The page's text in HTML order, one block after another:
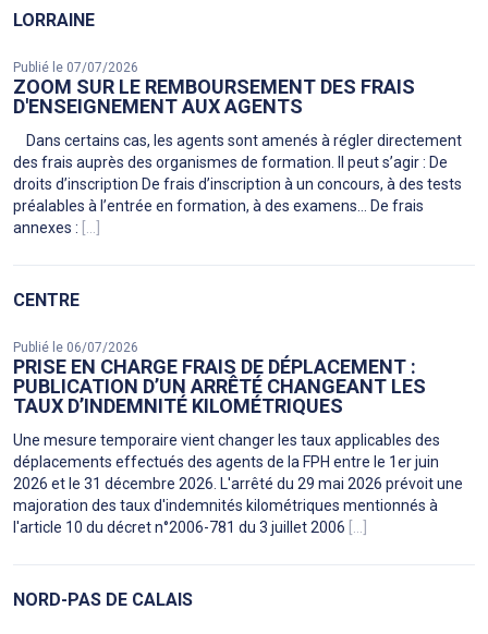
LORRAINE
Publié le 07/07/2026
ZOOM SUR LE REMBOURSEMENT DES FRAIS
D'ENSEIGNEMENT AUX AGENTS
Dans certains cas, les agents sont amenés à régler directement
des frais auprès des organismes de formation. Il peut s’agir : De
droits d’inscription De frais d’inscription à un concours, à des tests
préalables à l’entrée en formation, à des examens… De frais
annexes : [...]
CENTRE
Publié le 06/07/2026
PRISE EN CHARGE FRAIS DE DÉPLACEMENT :
PUBLICATION D’UN ARRÊTÉ CHANGEANT LES
TAUX D’INDEMNITÉ KILOMÉTRIQUES
Une mesure temporaire vient changer les taux applicables des
déplacements effectués des agents de la FPH entre le 1er juin
2026 et le 31 décembre 2026. L'arrêté du 29 mai 2026 prévoit une
majoration des taux d'indemnités kilométriques mentionnés à
l'article 10 du décret n°2006-781 du 3 juillet 2006 [...]
NORD-PAS DE CALAIS